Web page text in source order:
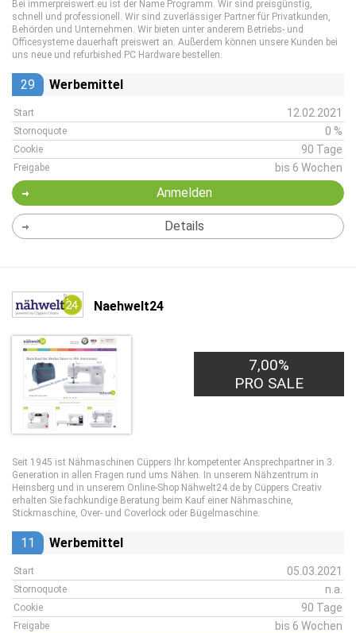
Bei immerpreiswert.eu ist der Name Programm. Wir sind preisgünstig,
schnell und professionell. Wir sind zuverlässiger Partner für Privatkunden,
Behörden und Unternehmen. Wir bieten unter anderem Betriebs- und
Officesysteme dauerhaft preiswert an. Außerdem können unsere Kunden bei
uns neue und refurbished PC Hardware bestellen.
29 Werbemittel
Start 12.02.2021
Stornoquote 0 %
Cookie 90 Tage
Freigabe bis 6 Wochen
Anmelden
Details
Naehwelt24
7,00%
PRO SALE
Seit 1945 ist Nähmaschinen Cüppers Ihr kompetenter Ansprechpartner in 3.
Generation in allen Fragen rund ums Nähen. In unserem Nähzentrum in
Heinsberg und in unserem Online-Shop Nähwelt24.de by Cüppers Creativ
erhalten Sie fachkundige Beratung beim Kauf einer Nähmaschine,
Stickmaschine, Over- und Coverlock oder Bügelmaschine.
11 Werbemittel
Start 05.03.2021
Stornoquote n.a.
Cookie 90 Tage
Freigabe bis 6 Wochen